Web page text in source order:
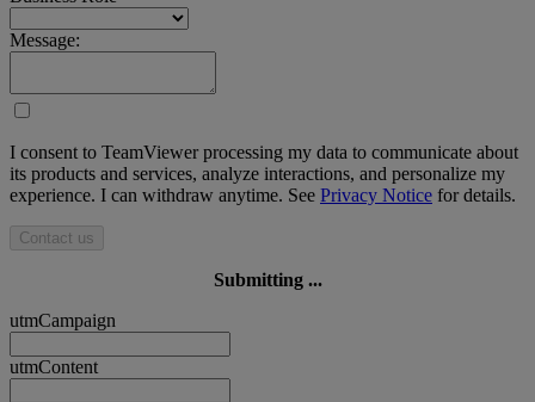
Message:
I consent to TeamViewer processing my data to communicate about
its products and services, analyze interactions, and personalize my
experience. I can withdraw anytime. See Privacy Notice for details.
Contact us
Submitting ...
utmCampaign
utmContent